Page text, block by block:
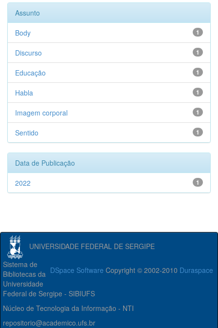
Assunto
1
Body
1
Discurso
1
Educação
1
Habla
1
Imagem corporal
1
Sentido
Data de Publicação
1
2022
UNIVERSIDADE FEDERAL DE SERGIPE
DSpace Software Copyright © 2002-2010 Duraspace
Sistema de
Bibliotecas da
Universidade
Federal de Sergipe - SIBIUFS
Núcleo de Tecnologia da Informação - NTI
repositorio@academico.ufs.br